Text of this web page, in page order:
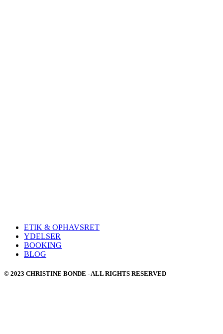
ETIK & OPHAVSRET
YDELSER
BOOKING
BLOG
© 2023 CHRISTINE BONDE - ALL RIGHTS RESERVED